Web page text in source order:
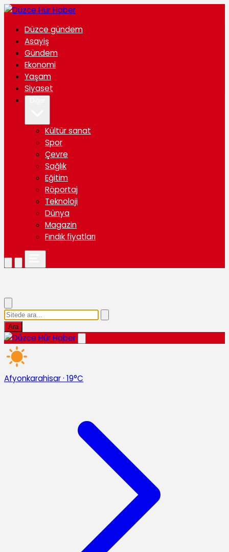
Düzce gündem
Asayiş
Gündem
Ekonomi
Yaşam
Siyaset
Kültür sanat
Spor
Çevre
Sağlık
Eğitim
Röportaj
Teknoloji
Dünya
Magazin
Fındık fiyatları
Ara
Afyonkarahisar· 19°C